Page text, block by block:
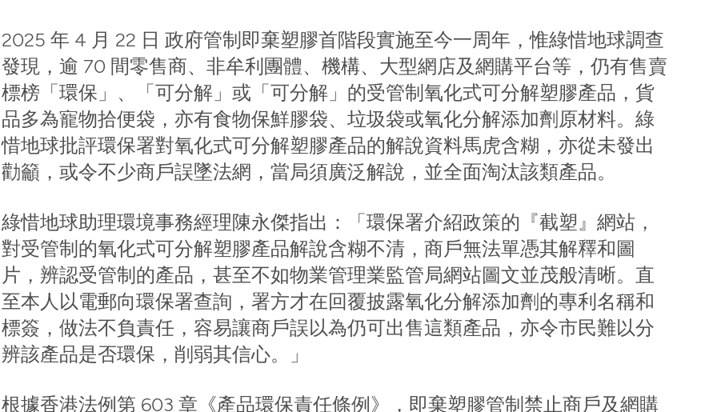
2025 年 4 月 22 日 政府管制即棄塑膠首階段實施至今一周年，惟綠惜地球調查
發現，逾 70 間零售商、非牟利團體、機構、大型網店及網購平台等，仍有售賣
標榜「環保」、「可分解」或「可分解」的受管制氧化式可分解塑膠產品，貨
品多為寵物拾便袋，亦有食物保鮮膠袋、垃圾袋或氧化分解添加劑原材料。綠
惜地球批評環保署對氧化式可分解塑膠產品的解說資料馬虎含糊，亦從未發出
勸籲，或令不少商戶誤墜法網，當局須廣泛解說，並全面淘汰該類產品。
綠惜地球助理環境事務經理陳永傑指出：「環保署介紹政策的『截塑』網站，
對受管制的氧化式可分解塑膠產品解說含糊不清，商戶無法單憑其解釋和圖
片，辨認受管制的產品，甚至不如物業管理業監管局網站圖文並茂般清晰。直
至本人以電郵向環保署查詢，署方才在回覆披露氧化分解添加劑的專利名稱和
標簽，做法不負責任，容易讓商戶誤以為仍可出售這類產品，亦令市民難以分
辨該產品是否環保，削弱其信心。」
根據香港法例第 603 章《產品環保責任條例》，即棄塑膠管制禁止商戶及網購